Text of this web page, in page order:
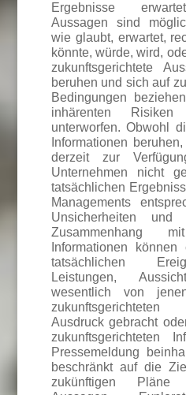
Ergebnisse
Aussagen sind
wie glaubt, erwartet,
könnte, würde, wird,
zukunftsgerichtete
beruhen und sich auf
Bedingungen
inhärenten Risiken
unterworfen. Obwohl
Informationen
derzeit zur
Unternehmen nicht
tatsächlichen
Managements
Unsicherheiten
Zusammenhang
Informationen
tatsächlichen
Leistungen,
wesentlich von
Ausdruck gebracht
zukunftsgerichteten
Pressemeldung
beschränkt auf die
zukünftigen Pläne